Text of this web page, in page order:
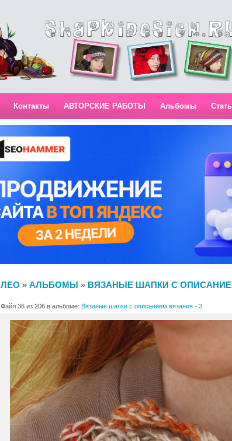
Контакты АВТОРСКИЕ РАБОТЫ Альбомы
ЛЕО » АЛЬБОМЫ » ВЯЗАНЫЕ ШАПКИ С
Файл 36 из 206 в альбоме: Вязаные шапки с описанием вязания - 3.